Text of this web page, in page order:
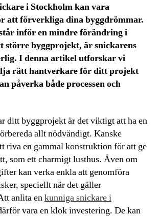
i Stockholm kan vara
att förverkliga dina byggdrömmar.
inför en mindre förändring i
större byggprojekt, är snickarens
I denna artikel utforskar vi
rätt hantverkare för ditt projekt
påverka både processen och
ditt byggprojekt är det viktigt att ha en
allt nödvändigt. Kanske
riva en gammal konstruktion för att ge
som ett charmigt lusthus. Även om
kan verka enkla att genomföra
speciellt när det gäller
anlita enkunniga snickare i
vara en klok investering. De kan